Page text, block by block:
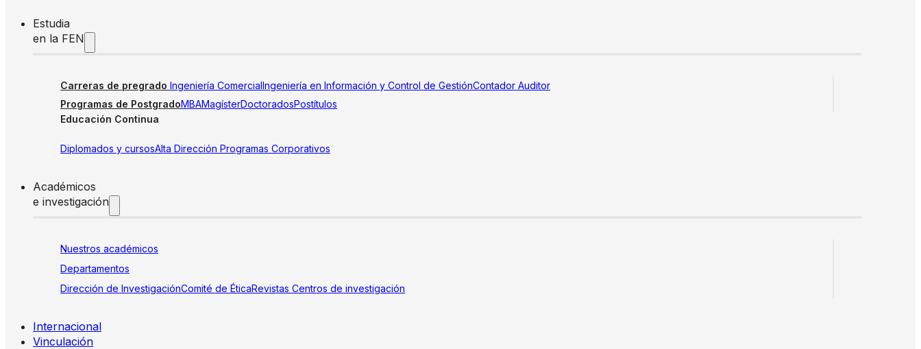
Estudia
en la FEN
Carreras de pregrado Ingeniería ComercialIngeniería en Información y Control de GestiónContador Auditor
Programas de PostgradoMBAMagísterDoctoradosPostítulos
Educación Continua
Diplomados y cursosAlta Dirección Programas Corporativos
Académicos
e investigación
Nuestros académicos
Departamentos
Dirección de InvestigaciónComité de ÉticaRevistas Centros de investigación
Internacional
Vinculación